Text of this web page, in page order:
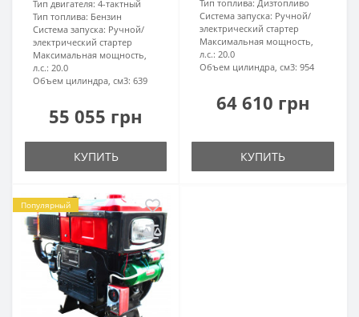
Тип двигателя: 4-тактный
Тип топлива: Бензин
Система запуска: Ручной/
электрический стартер
Максимальная мощность,
л.с.: 20.0
Объем цилиндра, см3: 639
55 055 грн
КУПИТЬ
Тип топлива: Дизтопливо
Система запуска: Ручной/
электрический стартер
Максимальная мощность,
л.с.: 20.0
Объем цилиндра, см3: 954
64 610 грн
КУПИТЬ
Популярный